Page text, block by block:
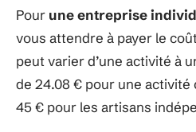
Pour une entreprise
vous attendre à payer le
peut varier d’une activité à
de 24.08 € pour une activité
45 € pour les artisans